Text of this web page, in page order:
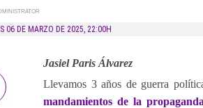
06 DE MARZO DE 2025, 22:00H
Jasiel Paris Álvarez
Llevamos 3 años de guerra
mandamientos de la